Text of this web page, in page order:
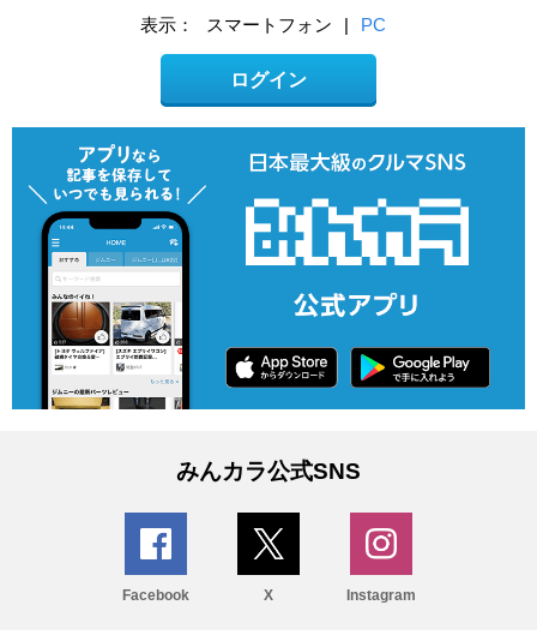
表示： スマートフォン | PC
ログイン
みんカラ公式SNS
Facebook X Instagram